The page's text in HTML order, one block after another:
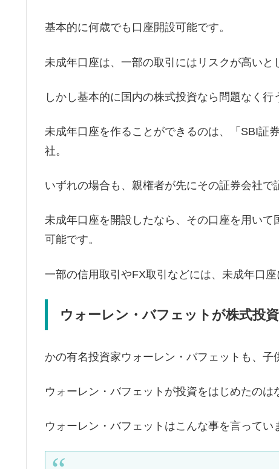
基本的に何歳でも口座開設可能です。
未成年口座は、一部の取引にはリスクが高いと
しかし基本的に国内の株式投資なら問題なく行
未成年口座を作ることができるのは、「SBI証
社。
いずれの場合も、親権者が先にその証券会社で
未成年口座を開設したなら、その口座を用い
可能です。
一部の信用取引やFX取引などには、未成年口座
ウォーレン・バフェットが株式投
かの有名投資家ウォーレン・バフェットも、子
ウォーレン・バフェットが投資をはじめたのは
ウォーレン・バフェットはこんな事を言ってい